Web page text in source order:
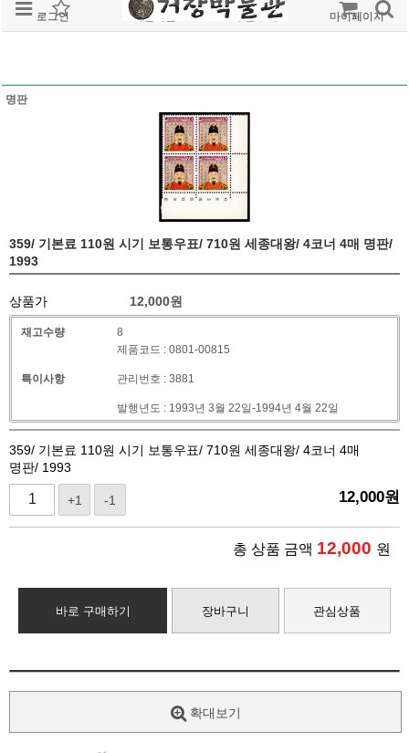
로그인 회원가입 주문조회 마이페이지
명판
359/ 기본료 110원 시기 보통우표/ 710원 세종대왕/ 4코너 4매 명판/
1993
상품가 12,000원
재고수량 8
특이사항
제품코드 : 0801-00815
관리번호 : 3881
발행년도 : 1993년 3월 22일-1994년 4월 22일
359/ 기본료 110원 시기 보통우표/ 710원 세종대왕/ 4코너 4매
명판/ 1993
+1 -1 12,000원
총 상품 금액 12,000 원
바로 구매하기 장바구니 관심상품
확대보기